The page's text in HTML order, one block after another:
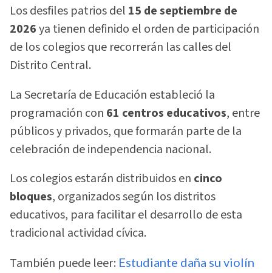
Los desfiles patrios del 15 de septiembre de
2026ya tienen definido el orden de participación
de los colegios que recorrerán las calles del
Distrito Central.
La Secretaría de Educación estableció la
programación con 61 centros educativos, entre
públicos y privados, que formarán parte de la
celebración de independencia nacional.
Los colegios estarán distribuidos en cinco
bloques, organizados según los distritos
educativos, para facilitar el desarrollo de esta
tradicional actividad cívica.
También puede leer: Estudiante daña su violín